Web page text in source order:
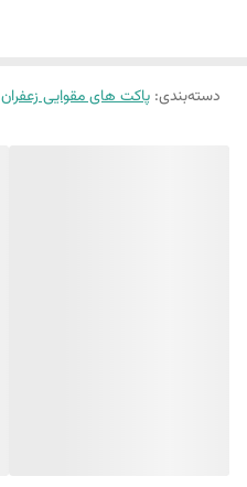
دسته‌بندی: پاکت های مقوایی زعفران